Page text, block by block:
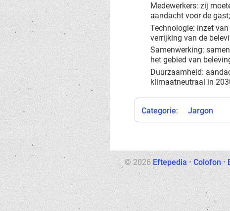
Medewerkers: zij
aandacht voor de gast;
Technologie: inzet
verrijking van de
Samenwerking:
het gebied van
Duurzaamheid:
klimaatneutraal in
Categorie: Jargon
© 2026 Eftepedia • Colofon•